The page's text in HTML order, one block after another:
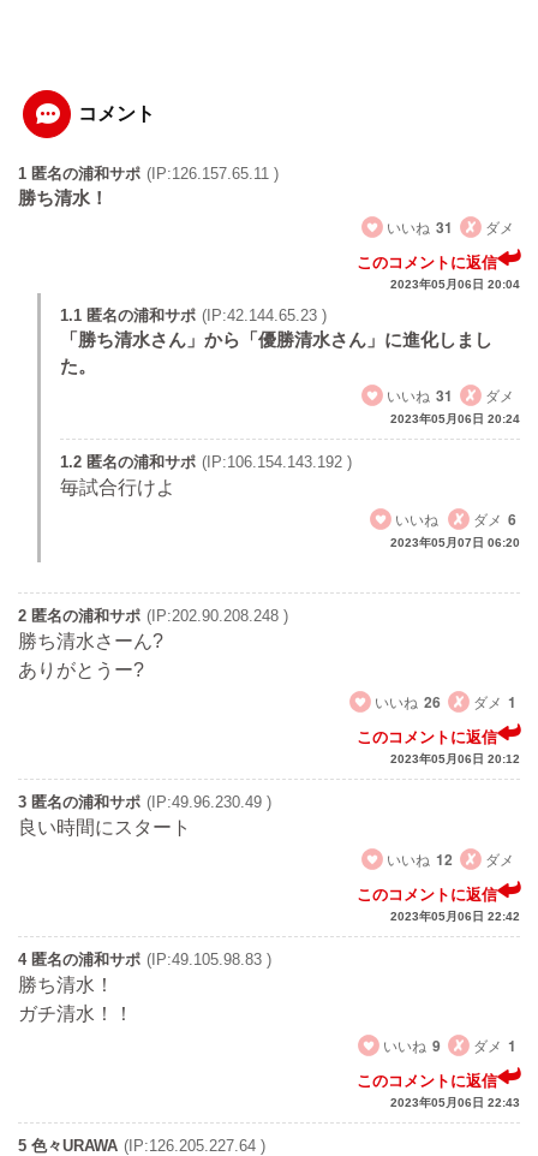
コメント
1 匿名の浦和サポ (IP:126.157.65.11 )
勝ち清水！
いいね 31 ダメ
このコメントに返信
2023年05月06日 20:04
1.1 匿名の浦和サポ (IP:42.144.65.23 )
「勝ち清水さん」から「優勝清水さん」に進化しまし
た。
いいね 31 ダメ
2023年05月06日 20:24
1.2 匿名の浦和サポ (IP:106.154.143.192 )
毎試合行けよ
いいね
ダメ 6
2023年05月07日 06:20
2 匿名の浦和サポ (IP:202.90.208.248 )
勝ち清水さーん?
ありがとうー?
いいね 26 ダメ 1
このコメントに返信
2023年05月06日 20:12
3 匿名の浦和サポ (IP:49.96.230.49 )
良い時間にスタート
いいね 12 ダメ
このコメントに返信
2023年05月06日 22:42
4 匿名の浦和サポ (IP:49.105.98.83 )
勝ち清水！
ガチ清水！！
いいね 9 ダメ 1
このコメントに返信
2023年05月06日 22:43
5 色々URAWA (IP:126.205.227.64 )